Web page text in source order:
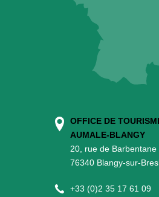
OFFICE DE
AUMALE-BLANGY
20, rue de Barbentane
76340 Blangy-sur-
+33 (0)2 35 17 61 09